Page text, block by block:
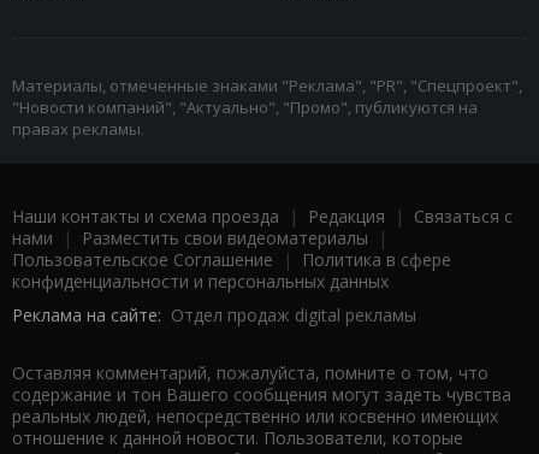
Материалы, отмеченные знаками "Реклама", "PR", "Спецпроект",
"Новости компаний", "Актуально", "Промо", публикуются на
правах рекламы.
Наши контакты и схема проезда | Редакция | Связаться с
нами | Разместить свои видеоматериалы |
Пользовательское Соглашение |
Политика в сфере
конфиденциальности и персональных данных
Реклама на сайте: Отдел продаж digital рекламы
Оставляя комментарий, пожалуйста, помните о том, что
содержание и тон Вашего сообщения могут задеть чувства
реальных людей, непосредственно или косвенно имеющих
отношение к данной новости. Пользователи, которые